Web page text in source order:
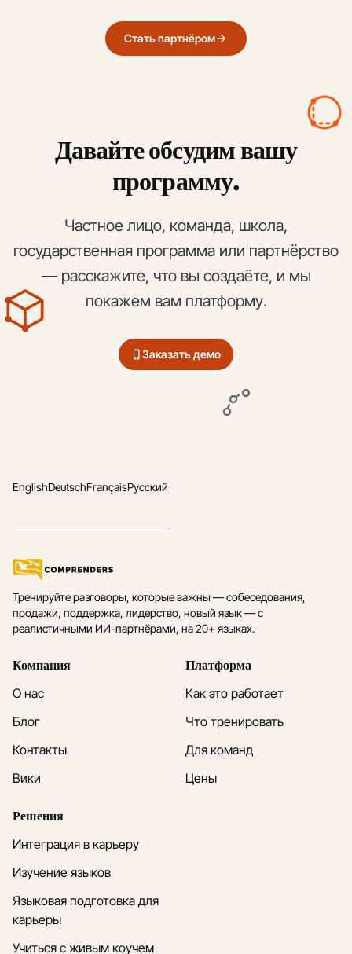
Стать партнёром
Давайте обсудим вашу
программу.
Частное лицо, команда, школа,
государственная программа или партнёрство
— расскажите, что вы создаёте, и мы
покажем вам платформу.
Заказать демо
EnglishDeutschFrançaisРусский
Тренируйте разговоры, которые важны — собеседования,
продажи, поддержка, лидерство, новый язык — с
реалистичными ИИ-партнёрами, на 20+ языках.
Компания
О нас
Блог
Контакты
Вики
Платформа
Как это работает
Что тренировать
Для команд
Цены
Решения
Интеграция в карьеру
Изучение языков
Языковая подготовка для
карьеры
Учиться с живым коучем